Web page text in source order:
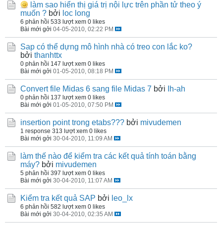
làm sao hiển thị giá trị nội lực trên phần tử theo ý
muốn ? bởi loc long
6 phản hồi 533 lượt xem 0 likes
Bài mới gởi 04-05-2010, 02:22 PM
Sap có thể dựng mô hình nhà có treo con lắc ko?
bởi thanhttx
0 phản hồi 147 lượt xem 0 likes
Bài mới gởi 01-05-2010, 08:18 PM
Convert file Midas 6 sang file Midas 7 bởi Ih-ah
0 phản hồi 137 lượt xem 0 likes
Bài mới gởi 01-05-2010, 07:50 PM
insertion point trong etabs??? bởi mivudemen
1 response 313 lượt xem 0 likes
Bài mới gởi 30-04-2010, 11:09 AM
làm thế nào để kiểm tra các kết quả tính toán bằng
máy? bởi mivudemen
5 phản hồi 397 lượt xem 0 likes
Bài mới gởi 30-04-2010, 11:07 AM
Kiểm tra kết quả SAP bởi leo_lx
6 phản hồi 582 lượt xem 0 likes
Bài mới gởi 30-04-2010, 02:35 AM